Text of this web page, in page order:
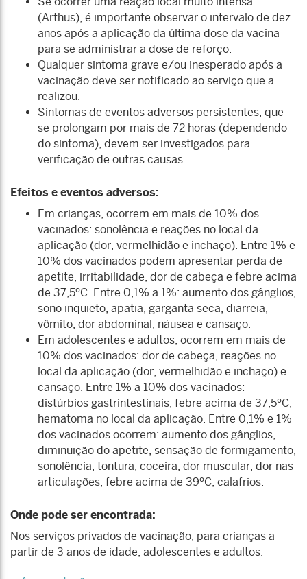
(Arthus), é importante observar o intervalo de dez
anos após a aplicação da última dose da vacina
para se administrar a dose de reforço.
Qualquer sintoma grave e/ou inesperado após a
vacinação deve ser notificado ao serviço que a
realizou.
Sintomas de eventos adversos persistentes, que
se prolongam por mais de 72 horas (dependendo
do sintoma), devem ser investigados para
verificação de outras causas.
Efeitos e eventos adversos:
Em crianças, ocorrem em mais de 10% dos
vacinados: sonolência e reações no local da
aplicação (dor, vermelhidão e inchaço). Entre 1% e
10% dos vacinados podem apresentar perda de
apetite, irritabilidade, dor de cabeça e febre acima
de 37,5ºC. Entre 0,1% a 1%: aumento dos gânglios,
sono inquieto, apatia, garganta seca, diarreia,
vômito, dor abdominal, náusea e cansaço.
Em adolescentes e adultos, ocorrem em mais de
10% dos vacinados: dor de cabeça, reações no
local da aplicação (dor, vermelhidão e inchaço) e
cansaço. Entre 1% a 10% dos vacinados:
distúrbios gastrintestinais, febre acima de 37,5ºC,
hematoma no local da aplicação. Entre 0,1% e 1%
dos vacinados ocorrem: aumento dos gânglios,
diminuição do apetite, sensação de formigamento,
sonolência, tontura, coceira, dor muscular, dor nas
articulações, febre acima de 39ºC, calafrios.
Onde pode ser encontrada:
Nos serviços privados de vacinação, para crianças a
partir de 3 anos de idade, adolescentes e adultos.